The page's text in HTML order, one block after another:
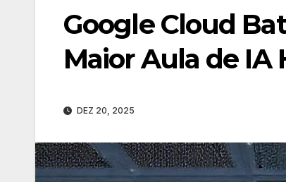
Google Cloud
Maior Aula de IA
DEZ 20, 2025